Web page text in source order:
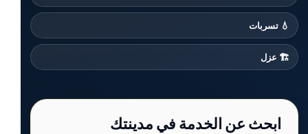
💧 تسربات
🏗️ عزل
ابحث عن الخدمة في مدينتك